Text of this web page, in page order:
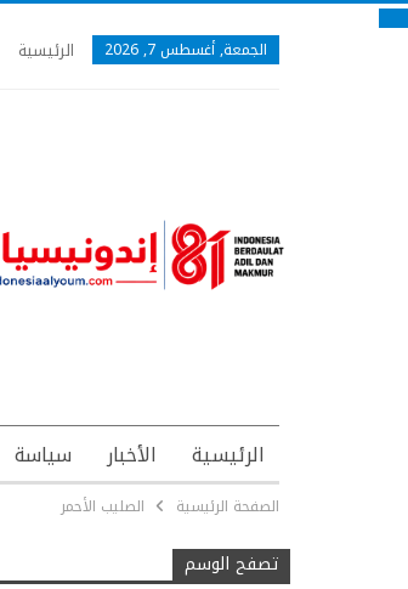
الجمعة, أغسطس 7, 2026 الرئيسية
الرئيسية الأخبار سياسة
الصفحة الرئيسية الصليب الأحمر
تصفح الوسم